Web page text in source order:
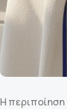
Η περιποίηση